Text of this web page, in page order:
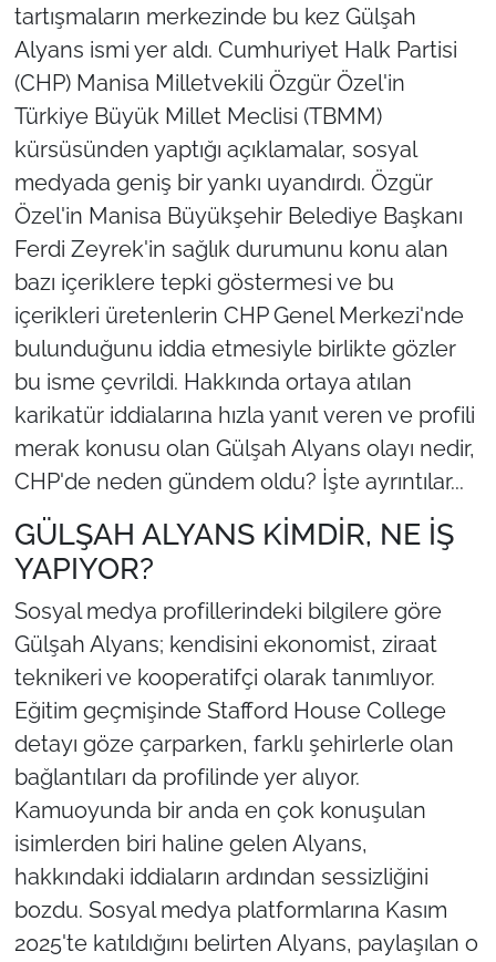
tartışmaların merkezinde bu kez Gülşah
Alyans ismi yer aldı. Cumhuriyet Halk Partisi
(CHP) Manisa Milletvekili Özgür Özel'in
Türkiye Büyük Millet Meclisi (TBMM)
kürsüsünden yaptığı açıklamalar, sosyal
medyada geniş bir yankı uyandırdı. Özgür
Özel'in Manisa Büyükşehir Belediye Başkanı
Ferdi Zeyrek'in sağlık durumunu konu alan
bazı içeriklere tepki göstermesi ve bu
içerikleri üretenlerin CHP Genel Merkezi'nde
bulunduğunu iddia etmesiyle birlikte gözler
bu isme çevrildi. Hakkında ortaya atılan
karikatür iddialarına hızla yanıt veren ve profili
merak konusu olan Gülşah Alyans olayı nedir,
CHP'de neden gündem oldu? İşte ayrıntılar...
GÜLŞAH ALYANS KİMDİR, NE İŞ
YAPIYOR?
Sosyal medya profillerindeki bilgilere göre
Gülşah Alyans; kendisini ekonomist, ziraat
teknikeri ve kooperatifçi olarak tanımlıyor.
Eğitim geçmişinde Stafford House College
detayı göze çarparken, farklı şehirlerle olan
bağlantıları da profilinde yer alıyor.
Kamuoyunda bir anda en çok konuşulan
isimlerden biri haline gelen Alyans,
hakkındaki iddiaların ardından sessizliğini
bozdu. Sosyal medya platformlarına Kasım
2025'te katıldığını belirten Alyans, paylaşılan o